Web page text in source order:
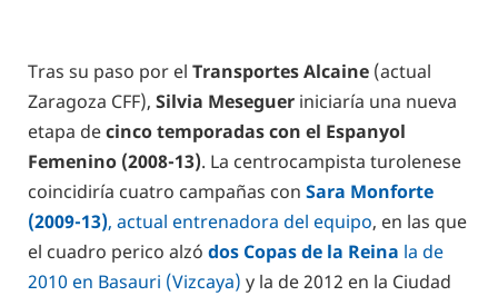
Tras su paso por el Transportes Alcaine (actual
Zaragoza CFF), Silvia Meseguer iniciaría una nueva
etapa decinco temporadas con el Espanyol
Femenino (2008-13). La centrocampista turolenese
coincidiría cuatro campañas con Sara Monforte
(2009-13), actual entrenadora del equipo, en las que
el cuadro perico alzó dos Copas de la Reina la de
2010 en Basauri (Vizcaya) y la de 2012 en la Ciudad